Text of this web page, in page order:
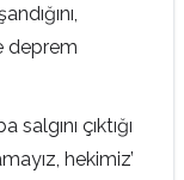
deprem
çıktığı
hekimiz’